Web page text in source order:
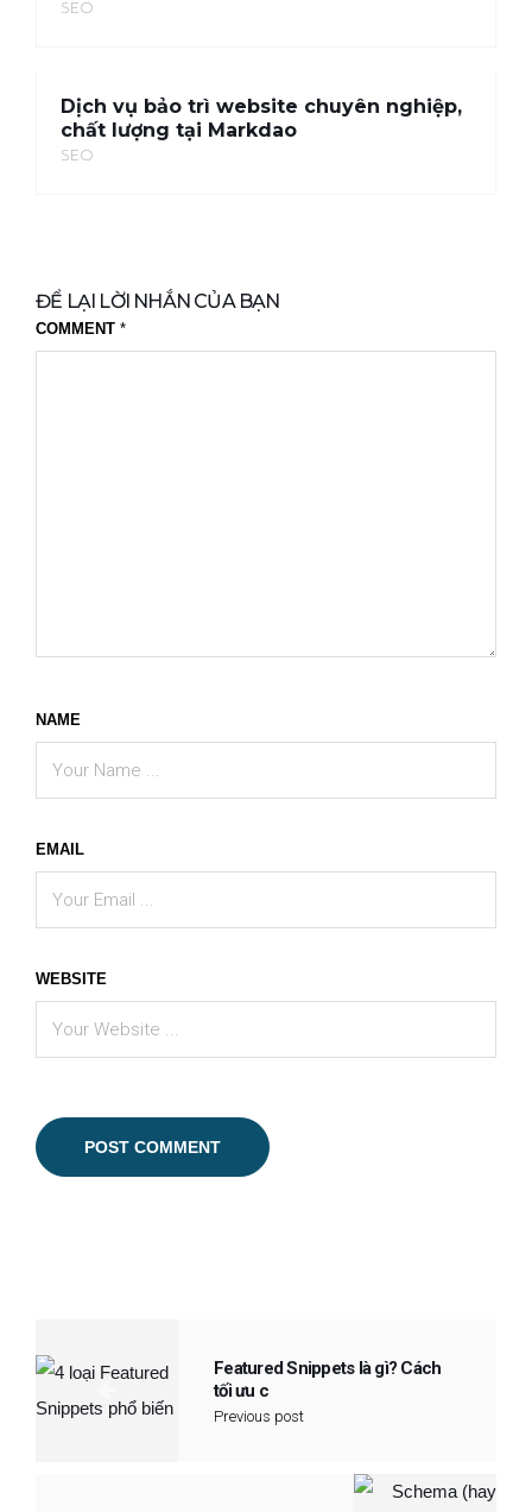
SEO
Dịch vụ bảo trì website chuyên nghiệp,
chất lượng tại Markdao
SEO
ĐỂ LẠI LỜI NHẮN CỦA BẠN
COMMENT *
NAME
EMAIL
WEBSITE
Featured Snippets là gì? Cách
tối ưu c
Previous post